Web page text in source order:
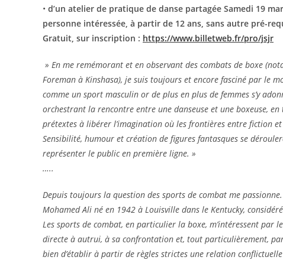
• d’un atelier de pratique de danse partagée Samedi 19
personne intéressée, à partir de 12 ans, sans autre pré-
Gratuit, sur inscription : https://www.billetweb.fr/pro/jsjr
» En me remémorant et en observant des combats de boxe
Foreman à Kinshasa), je suis toujours et encore fasciné par le
comme un sport masculin or de plus en plus de femmes s’y
orchestrant la rencontre entre une danseuse et une boxeuse,
prétextes à libérer l’imagination où les frontières entre fiction
Sensibilité, humour et création de figures fantasques se
représenter le public en première ligne. »
…..
Depuis toujours la question des sports de combat me
Mohamed Ali né en 1942 à Louisville dans le Kentucky,
Les sports de combat, en particulier la boxe, m’intéressent
directe à autrui, à sa confrontation et, tout particulièrement,
bien d’établir à partir de règles strictes une relation